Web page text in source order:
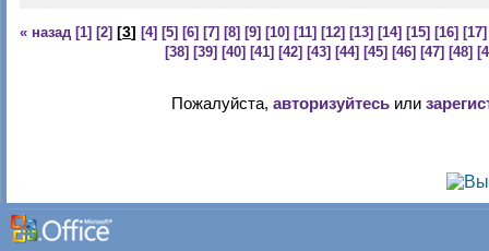
« назад [1] [2] [3] [4] [5] [6] [7] [8] [9] [10] [11] [12] [13] [14] [15] [16] [17]
[38] [39] [40] [41] [42] [43] [44] [45] [46] [47] [48]
Пожалуйста,авторизуйтесь или